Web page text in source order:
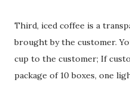
Third, iced coffee is a
brought by the customer.
cup to the customer; If
package of 10 boxes, one